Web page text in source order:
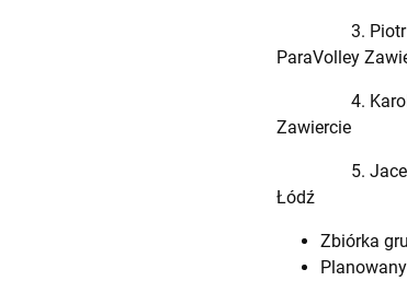
3. Piotr
ParaVolley
4. Karol
Zawiercie
5. Jacek
Zbiórka